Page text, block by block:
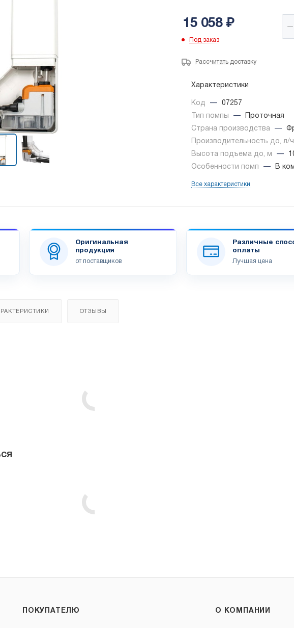
15 058₽
Под заказ
Рассчитать доставку
Характеристики
Код —
07257
Тип помпы
—
Проточная
Страна производства
—
Производительность до, л/ч
Высота подъема до, м
—
Особенности помп
— В
Все характеристики
Оригинальная
продукция
от поставщиков
Различные
оплаты
Лучшая цена
ОТЗЫВЫ
ПОКУПАТЕЛЮ О КОМПАНИИ